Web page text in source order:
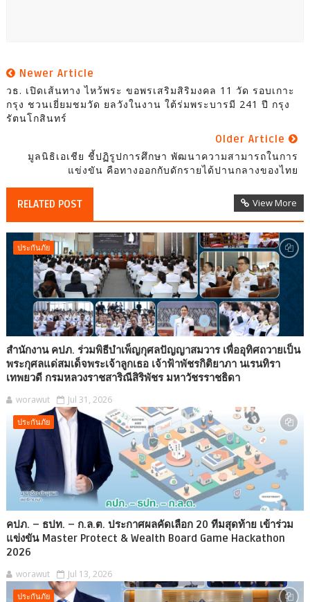
Newer Article
วธ. เปิดเส้นทาง ไหว้พระ ขอพรเสริมสิริมงคล 11 วัด รอบเกาะ
กรุง ชวนเยี่ยมชมวัด ยลวังในงาน ใต้ร่มพระบารมี 241 ปี กรุง
รัตนโกสินทร์
Older Article
มูลนิธิเอเชีย ชี้ปฏิรูปการศึกษา พัฒนาความสามารถในการ
แข่งขัน คือทางออกกับดักรายได้ปานกลางของไทย
RELATED POST View More
ประกันภัย
สำนักงาน คปภ. ร่วมพิธีบำเพ็ญกุศลปัญญาสมวาร เพื่ออุทิศถวายเป็น
พระกุศลแด่สมเด็จพระเจ้าลูกเธอ เจ้าฟ้าพัชรกิติยาภา นเรนทิรา
เทพยวดี กรมหลวงราชสาริณีสิริพัชร มหาวัชรราชธิดา
worawut Jul 31, 2026
ประกันภัย
คปภ. – ธปท. – ก.ล.ต. ประกาศผลคัดเลือก 20 ทีมสุดท้าย เข้าร่วม
แข่งขัน Master Protect & Wealth Board Game Hackathon
2026
worawut Jul 13, 2026
ประกันภัย